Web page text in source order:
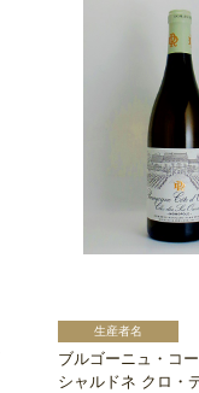
ブルゴーニュ・コ
シャルドネ クロ・